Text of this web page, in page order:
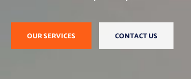
OUR SERVICES CONTACT US